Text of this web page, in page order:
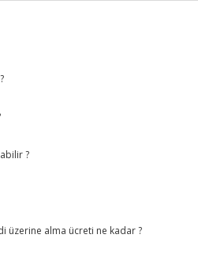
?
üzerine alma ücreti ne kadar ?